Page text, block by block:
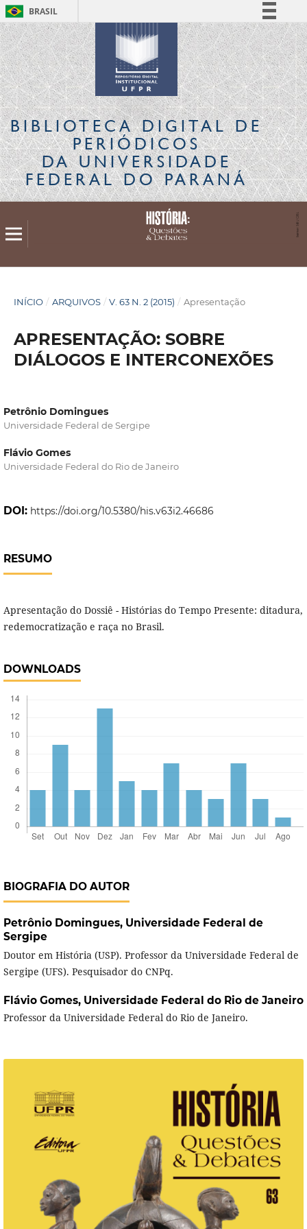
BRASIL
Simplifique!
Comunica BR
Participe
Acesso à informação
Legislação
Canais
BIBLIOTECA DIGITALDE
PERIÓDICOS
DA UNIVERSIDADE
FEDERAL DO PARANÁ
INÍCIO / ARQUIVOS / V. 63 N. 2 (2015) / Apresentação
APRESENTAÇÃO: SOBRE
DIÁLOGOS E INTERCONEXÕES
Petrônio Domingues
Universidade Federal de Sergipe
Flávio Gomes
Universidade Federal do Rio de Janeiro
DOI: https://doi.org/10.5380/his.v63i2.46686
RESUMO
Apresentação do Dossiê - Histórias do Tempo Presente: ditadura,
redemocratização e raça no Brasil.
DOWNLOADS
BIOGRAFIA DO AUTOR
Petrônio Domingues, Universidade Federal de
Sergipe
Doutor em História (USP). Professor da Universidade Federal de
Sergipe (UFS). Pesquisador do CNPq.
Flávio Gomes, Universidade Federal do Rio de Janeiro
Professor da Universidade Federal do Rio de Janeiro.